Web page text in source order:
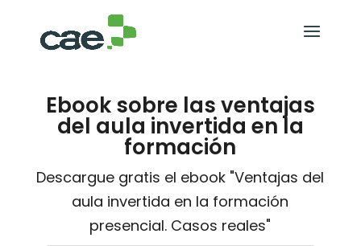
Ebook sobre las ventajas
del aula invertida en la
formación
Descargue gratis el ebook "Ventajas del
aula invertida en la formación
presencial. Casos reales"